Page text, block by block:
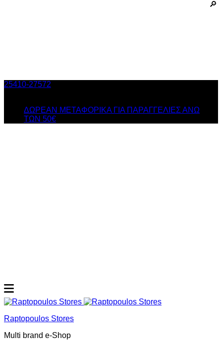
25410-27572
ΔΩΡΕΑΝ ΜΕΤΑΦΟΡΙΚΑ ΓΙΑ ΠΑΡΑΓΓΕΛΙΕΣ ΑΝΩ
ΤΩΝ 50€
Raptopoulos Stores
Multi brand e-Shop